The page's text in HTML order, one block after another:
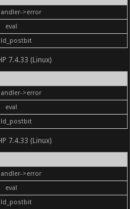
>error
eval
7.4.33 (Linux)
>error
eval
7.4.33 (Linux)
>error
eval